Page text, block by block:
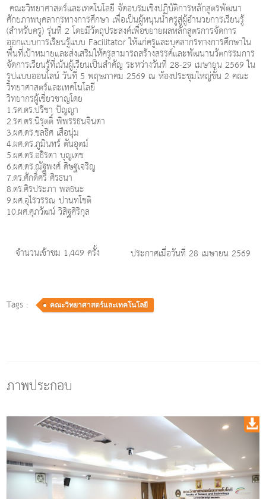
คณะวิทยาศาสตร์และเทคโนโลยี จัดอบรมเชิงปฏิบัติการหลักสูตรพัฒนา
ศักยภาพบุคลากรทางการศึกษา เพื่อเป็นผู้หนุนนำครูสู่ผู้อำนวยการเรียนรู้
(สำหรับครู) รุ่นที่ 2 โดยมีวัตถุประสงค์เพื่อขยายผลหลักสูตรการจัดการ
ออกแบบการเรียนรู้แบบ Facilitator ให้แก่ครูและบุคลากรทางการศึกษาใน
พื้นที่เป้าหมายและส่งเสริมให้ครูสามารถสร้างสรรค์และพัฒนานวัตกรรมการ
จัดการเรียนรู้ที่เน้นผู้เรียนเป็นสำคัญ ระหว่างวันที่ 28-29 เมษายน 2569 ใน
รูปแบบออนไลน์ วันที่ 5 พฤษภาคม 2569 ณ ห้องประชุมใหญ่ชั้น 2 คณะ
วิทยาศาสตร์และเทคโนโลยี
วิทยากรผู้เชี่ยวชาญโดย
1.รศ.ดร.ปรีชา ปัญญา
2.รศ.ดร.นิรุตติ์ พิพรรธนจินดา
3.ผศ.ดร.ชลธิศ เสือนุ่ม
4.ผศ.ดร.ภูมินทร์ ตันอุตม์
5.ผศ.ดร.อธิรดา บุญเดช
6.ผศ.ดร.ณัฐพงศ์ ดิษฐเจริญ
7.ดร.ศักดิ์ศรี ศิรธนา
8.ดร.ศิรประภา พลธนะ
9.ผศ.อุไรวรรณ ปานทโชติ
10.ผศ.ศุภวัฒน์ วิสิฐศิริกุล
จำนวนเข้าชม 1,449 ครั้ง ประกาศเมื่อวันที่ 28 เมษายน 2569
Tags : คณะวิทยาศาสตร์และเทคโนโลยี
ภาพประกอบ